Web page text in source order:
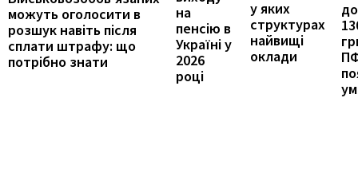
можуть оголосити в
розшук навіть після
сплати штрафу: що
потрібно знати
на
пенсію в
Україні у
2026
році
у яких
структурах
найвищі
оклади